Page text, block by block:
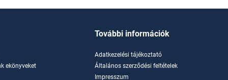
ekönyveket
További információk
Adatkezelési tájékoztató
Általános szerződési feltételek
Impresszum